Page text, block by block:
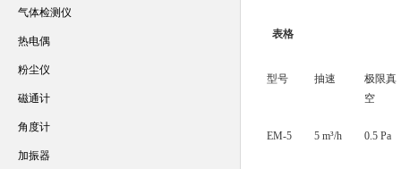
表格
型号 抽速
极限真
空
EM-5 5 m³/h 0.5 Pa
气体检测仪
热电偶
粉尘仪
磁通计
角度计
加振器